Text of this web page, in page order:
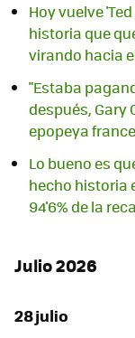
Hoy vuelve
historia que
virando hacia
"Estaba
después, Gary
epopeya
Lo bueno es
hecho historia
94'6% de la
Julio 2026
28 julio